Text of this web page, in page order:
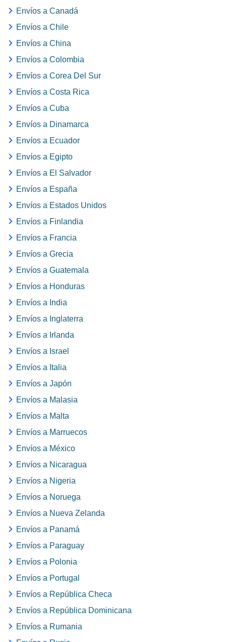
Envíos a Canadá
Envíos a Chile
Envíos a China
Envíos a Colombia
Envíos a Corea Del Sur
Envíos a Costa Rica
Envíos a Cuba
Envíos a Dinamarca
Envíos a Ecuador
Envíos a Egipto
Envíos a El Salvador
Envíos a España
Envíos a Estados Unidos
Envíos a Finlandia
Envíos a Francia
Envíos a Grecia
Envíos a Guatemala
Envíos a Honduras
Envíos a India
Envíos a Inglaterra
Envíos a Irlanda
Envíos a Israel
Envíos a Italia
Envíos a Japón
Envíos a Malasia
Envíos a Malta
Envíos a Marruecos
Envíos a México
Envíos a Nicaragua
Envíos a Nigeria
Envíos a Noruega
Envíos a Nueva Zelanda
Envíos a Panamá
Envíos a Paraguay
Envíos a Polonia
Envíos a Portugal
Envíos a República Checa
Envíos a República Dominicana
Envíos a Rumania